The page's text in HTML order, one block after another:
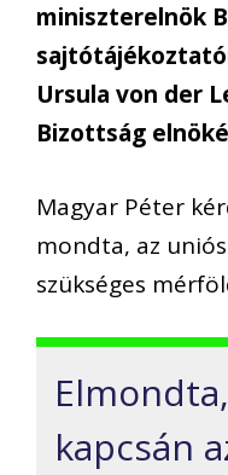
miniszterelnök
Ursula von der
Bizottság
Magyar Péter
mondta, az
szükséges
kapcsán